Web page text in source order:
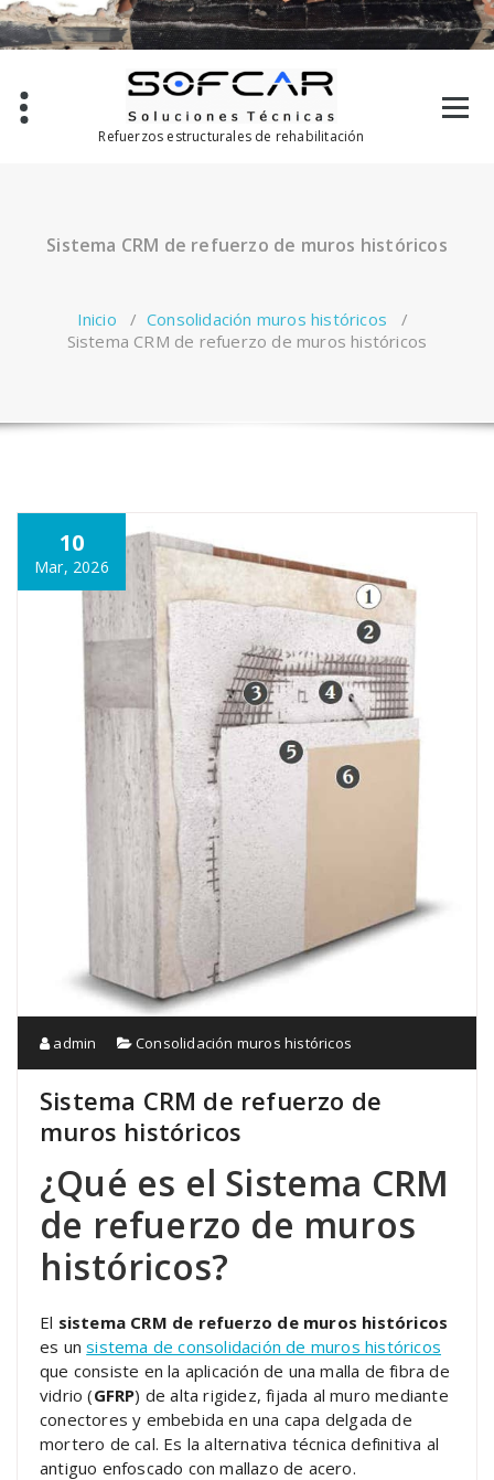
Saltar
al
contenido
Refuerzos estructurales de rehabilitación
Sistema CRM de refuerzo de muros históricos
Inicio /Consolidación muros históricos /
Sistema CRM de refuerzo de muros históricos
10
Mar, 2026
admin Consolidación muros históricos
Sistema CRM de refuerzo de
muros históricos
¿Qué es el Sistema CRM
de refuerzo de muros
históricos?
El sistema CRM de refuerzo de muros históricos
es unsistema de consolidación de muros históricos
que consiste en la aplicación de una malla de fibra de
vidrio (GFRP) de alta rigidez, fijada al muro mediante
conectores y embebida en una capa delgada de
mortero de cal. Es la alternativa técnica definitiva al
antiguo enfoscado con mallazo de acero.